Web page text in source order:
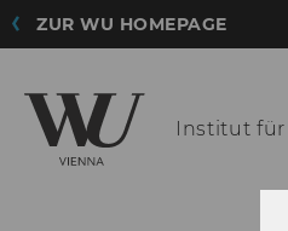
ZUR WU HOMEPAGE
Institut für